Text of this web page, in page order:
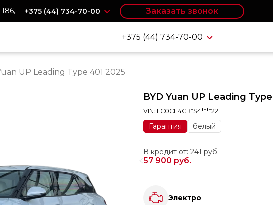
+375 (44) 734-70-00 Заказать звонок
+375 (44) 734-70-00
UP Leading Type 401 2025
BYD Yuan UP Leading
VIN: LC0CE4CB*S4****22
Гарантия белый
В кредит от: 241 руб.
57 900 руб.
Электро